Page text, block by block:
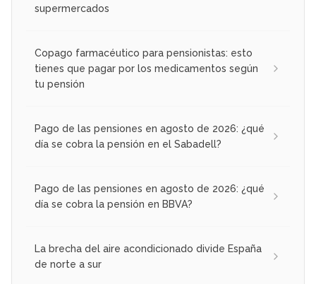
supermercados
Copago farmacéutico para pensionistas: esto
tienes que pagar por los medicamentos según
tu pensión
Pago de las pensiones en agosto de 2026: ¿qué
día se cobra la pensión en el Sabadell?
Pago de las pensiones en agosto de 2026: ¿qué
día se cobra la pensión en BBVA?
La brecha del aire acondicionado divide España
de norte a sur